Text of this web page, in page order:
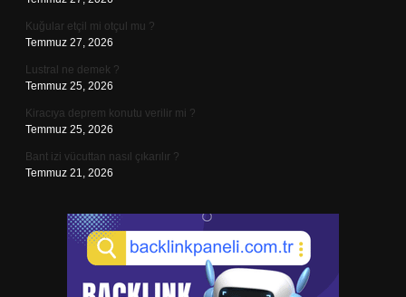
Kuğular etçil mi otçul mu ?
Temmuz 27, 2026
Lustral ne demek ?
Temmuz 25, 2026
Kiracıya deprem konutu verilir mi ?
Temmuz 25, 2026
Bant izi vücuttan nasıl çıkarılır ?
Temmuz 21, 2026